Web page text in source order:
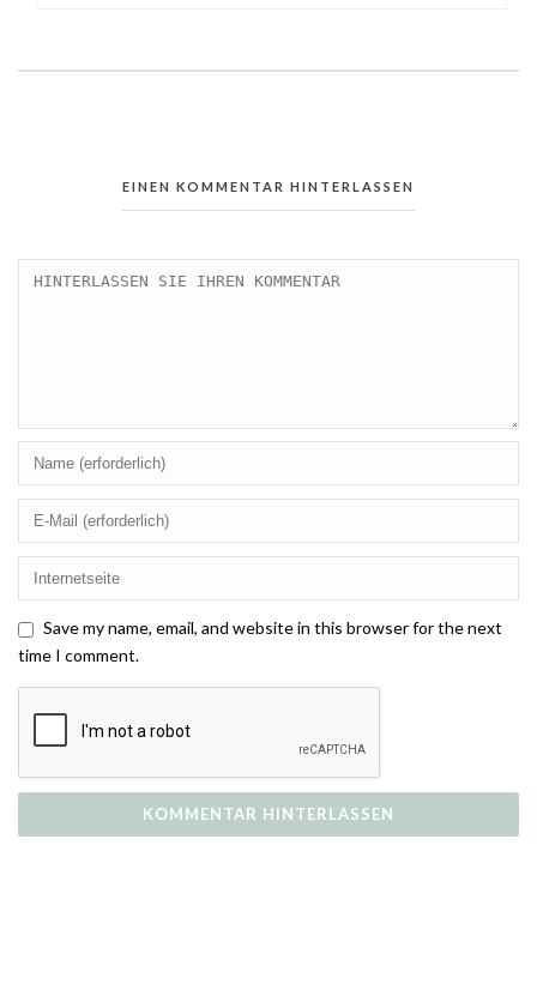
EINEN KOMMENTAR HINTERLASSEN
Save my name, email, and website in this browser for the next
time I comment.